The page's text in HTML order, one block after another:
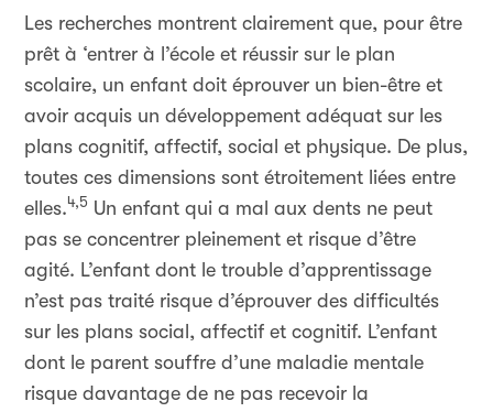
Les recherches montrent clairement que, pour être
prêt à ‘entrer à l’école et réussir sur le plan
scolaire, un enfant doit éprouver un bien-être et
avoir acquis un développement adéquat sur les
plans cognitif, affectif, social et physique. De plus,
toutes ces dimensions sont étroitement liées entre
elles.4,5 Un enfant qui a mal aux dents ne peut
pas se concentrer pleinement et risque d’être
agité. L’enfant dont le trouble d’apprentissage
n’est pas traité risque d’éprouver des difficultés
sur les plans social, affectif et cognitif. L’enfant
dont le parent souffre d’une maladie mentale
risque davantage de ne pas recevoir la